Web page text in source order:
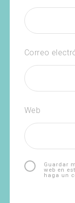
Correo
Web
Guardar
web en
haga un